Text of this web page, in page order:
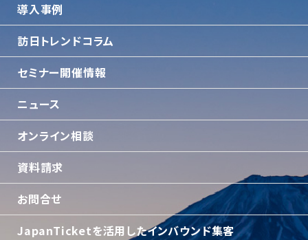
導入事例
訪日トレンドコラム
セミナー開催情報
ニュース
オンライン相談
資料請求
お問合せ
JapanTicketを活用したインバウンド集客